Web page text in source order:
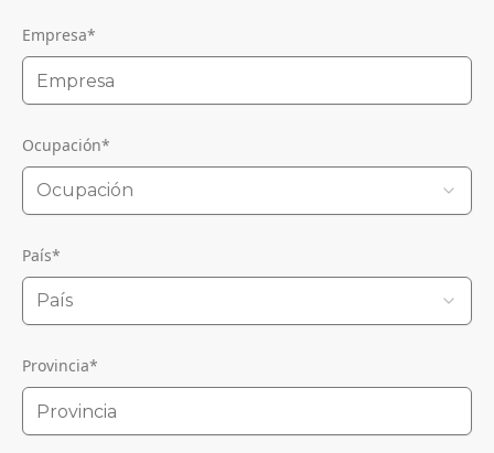
Empresa*
Ocupación*
Ocupación
País*
País
Provincia*